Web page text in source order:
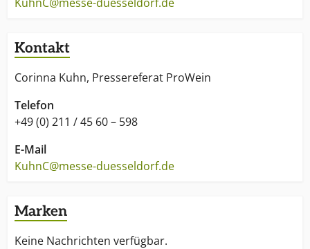
Kontakt
Corinna Kuhn, Pressereferat ProWein
Telefon
+49 (0) 211 / 45 60 – 598
E-Mail
KuhnC@messe-duesseldorf.de
Marken
Keine Nachrichten verfügbar.